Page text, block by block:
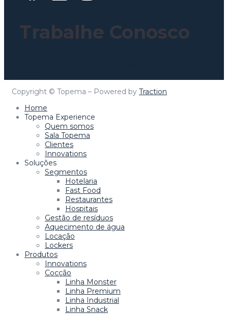
Trabalhe Conosco
Copyright © Topema – Powered by Traction
Home
Topema Experience
Quem somos
Sala Topema
Clientes
Innovations
Soluções
Segmentos
Hotelaria
Fast Food
Restaurantes
Hospitais
Gestão de resíduos
Aquecimento de água
Locação
Lockers
Produtos
Innovations
Cocção
Linha Monster
Linha Premium
Linha Industrial
Linha Snack